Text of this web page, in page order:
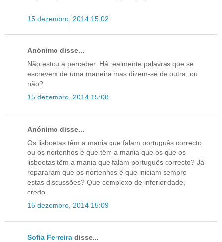
15 dezembro, 2014 15:02
Anónimo disse...
Não estou a perceber. Há realmente palavras que se
escrevem de uma maneira mas dizem-se de outra, ou
não?
15 dezembro, 2014 15:08
Anónimo disse...
Os lisboetas têm a mania que falam português correcto
ou os nortenhos é que têm a mania que os que os
lisboetas têm a mania que falam português correcto? Já
repararam que os nortenhos é que iniciam sempre
estas discussões? Que complexo de inferioridade,
credo.
15 dezembro, 2014 15:09
Sofia Ferreira disse...